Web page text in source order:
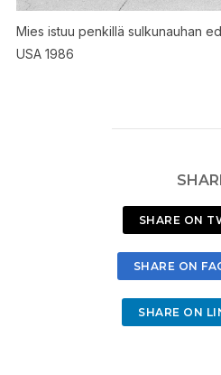
Mies istuu penkillä sulkunauhan
USA 1986
SHARE ON
SHARE ON
SHARE ON